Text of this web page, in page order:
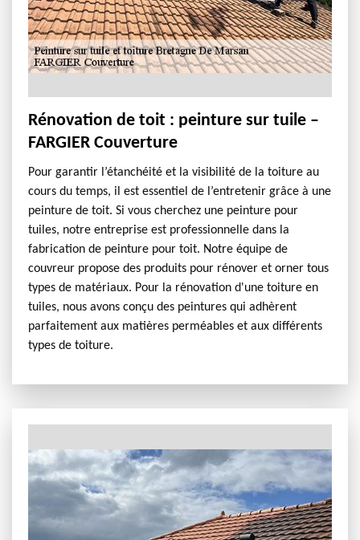
Rénovation de toit : peinture sur tuile –
FARGIER Couverture
Pour garantir l’étanchéité et la visibilité de la toiture au
cours du temps, il est essentiel de l’entretenir grâce à une
peinture de toit. Si vous cherchez une peinture pour
tuiles, notre entreprise est professionnelle dans la
fabrication de peinture pour toit. Notre équipe de
couvreur propose des produits pour rénover et orner tous
types de matériaux. Pour la rénovation d'une toiture en
tuiles, nous avons conçu des peintures qui adhèrent
parfaitement aux matières perméables et aux différents
types de toiture.